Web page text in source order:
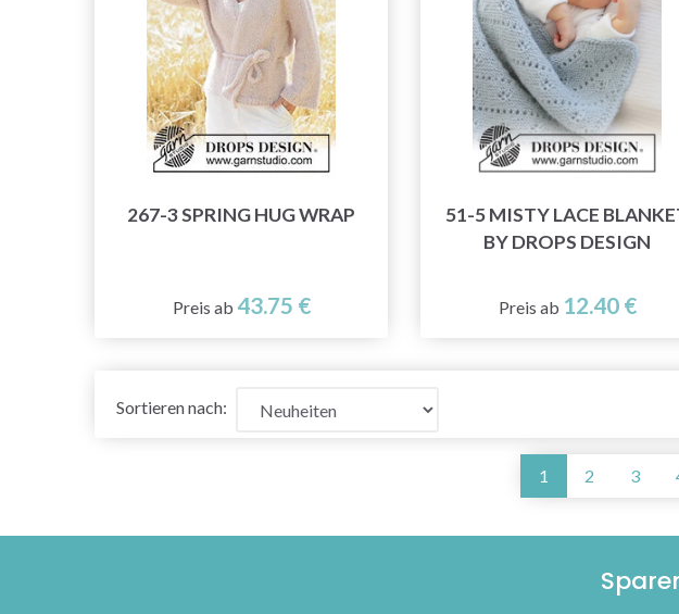
267-3 SPRING HUG WRAP
Preis ab 43.75 €
51-5 MISTY LACE
BY DROPS DESIGN
Preis ab 12.40 €
Sortieren nach:
1 2 3